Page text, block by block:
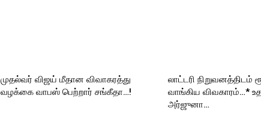
முதல்வர் விஜய் மீதான விவாகரத்து
வழக்கை வாபஸ் பெற்றார் சங்கீதா…!
லாட்டரி நிறுவனத்திடம்
வாங்கிய விவகாரம்…*
அர்ஜுனா…